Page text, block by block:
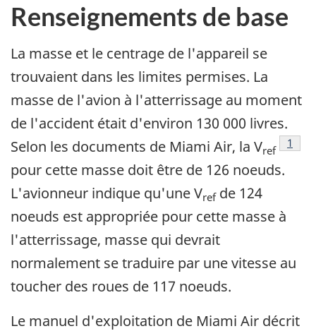
Renseignements de base
La masse et le centrage de l'appareil se
trouvaient dans les limites permises. La
masse de l'avion à l'atterrissage au moment
de l'accident était d'environ 130 000 livres.
Selon les documents de Miami Air, la Vref
Note
1
pour cette masse doit être de 126 noeuds.
L'avionneur indique qu'une Vrefde 124
noeuds est appropriée pour cette masse à
l'atterrissage, masse qui devrait
normalement se traduire par une vitesse au
toucher des roues de 117 noeuds.
Le manuel d'exploitation de Miami Air décrit